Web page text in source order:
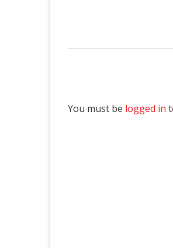
You must be logged in